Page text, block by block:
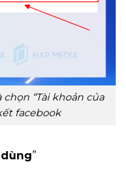
chọn “Tài khoản của
facebook
”